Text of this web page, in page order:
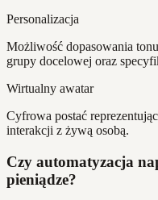
Personalizacja
Możliwość dopasowania
grupy docelowej oraz
Wirtualny awatar
Cyfrowa postać
interakcji z żywą osobą.
Czy automatyzacja
pieniądze?